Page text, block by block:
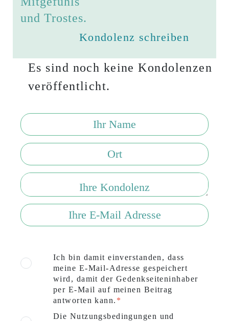
und Trostes.
Kondolenz schreiben
Es sind noch keine Kondolenzen
veröffentlicht.
Ich bin damit einverstanden, dass
meine E-Mail-Adresse gespeichert
wird, damit der Gedenkseiteninhaber
per E-Mail auf meinen Beitrag
antworten kann.
Die Nutzungsbedingungen und